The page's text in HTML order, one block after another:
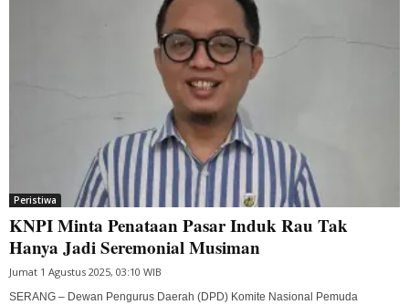
Peristiwa
KNPI Minta Penataan Pasar Induk Rau Tak
Hanya Jadi Seremonial Musiman
Jumat 1 Agustus 2025, 03:10 WIB
SERANG – Dewan Pengurus Daerah (DPD) Komite Nasional Pemuda